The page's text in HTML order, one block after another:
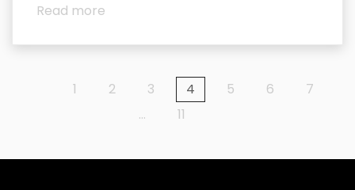
Read more
1 2 3 4 5 6
7
…
11